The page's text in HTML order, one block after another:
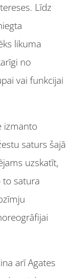
Līdz
likuma
no
vai funkcijai
izmanto
saturs šajā
uzskatīt,
to satura
arī Agates